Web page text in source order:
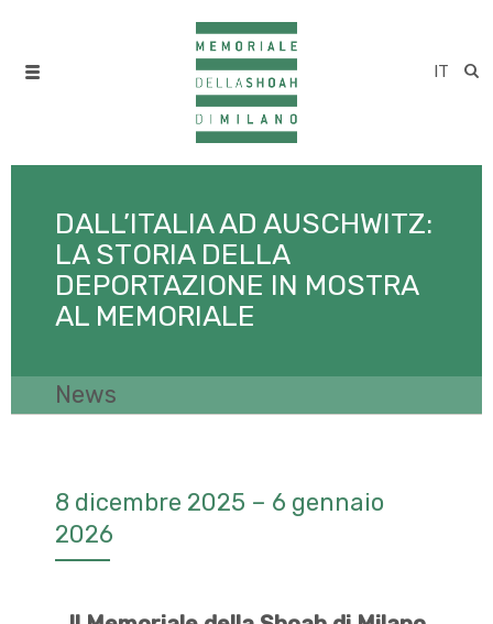
IT
DALL’ITALIA AD AUSCHWITZ:
LA STORIA DELLA
DEPORTAZIONE IN MOSTRA
AL MEMORIALE
News
8 dicembre 2025 – 6 gennaio
2026